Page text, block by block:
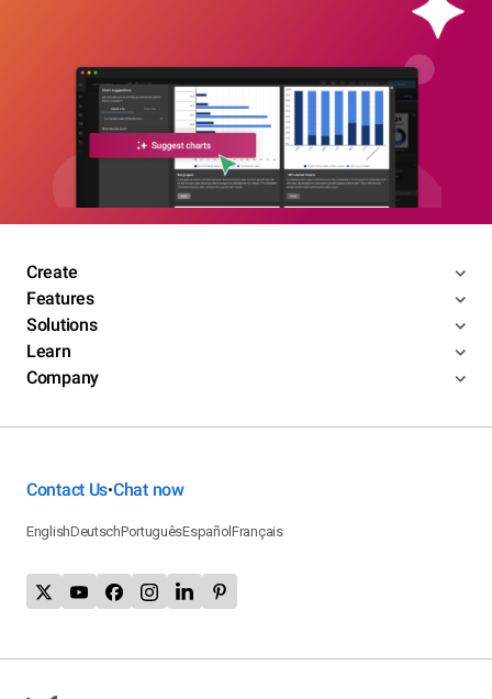
Create
Features
Solutions
Learn
Company
Contact Us•Chat now
EnglishDeutschPortuguêsEspañolFrançais